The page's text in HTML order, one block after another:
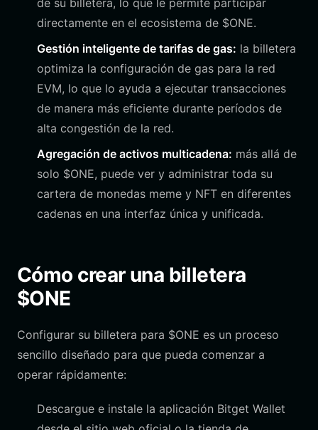
de su billetera, lo que le permite participar
directamente en el ecosistema de $ONE.
Gestión inteligente de tarifas de gas: la billetera
optimiza la configuración de gas para la red
EVM, lo que lo ayuda a ejecutar transacciones
de manera más eficiente durante períodos de
alta congestión de la red.
Agregación de activos multicadena: más allá de
solo $ONE, puede ver y administrar toda su
cartera de monedas meme y NFT en diferentes
cadenas en una interfaz única y unificada.
Cómo crear una billetera
$ONE
Configurar su billetera para $ONE es un proceso
sencillo diseñado para que pueda comenzar a
operar rápidamente:
Descargue e instale la aplicación Bitget Wallet